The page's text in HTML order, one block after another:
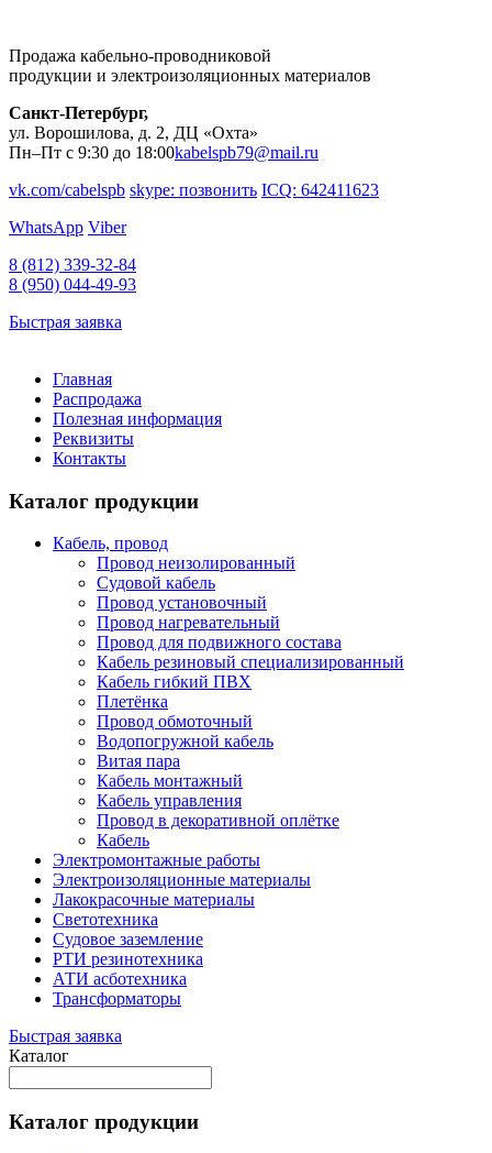
Продажа кабельно-проводниковой
продукции и электроизоляционных материалов
Санкт-Петербург,
ул. Ворошилова, д. 2, ДЦ «Охта»
Пн–Пт с 9:30 до 18:00kabelspb79@mail.ru
vk.com/cabelspb skype: позвонить ICQ: 642411623
WhatsApp Viber
8 (812) 339-32-84
8 (950) 044-49-93
Быстрая заявка
Главная
Распродажа
Полезная информация
Реквизиты
Контакты
Каталог продукции
Кабель, провод
Провод неизолированный
Судовой кабель
Провод установочный
Провод нагревательный
Провод для подвижного состава
Кабель резиновый специализированный
Кабель гибкий ПВХ
Плетёнка
Провод обмоточный
Водопогружной кабель
Витая пара
Кабель монтажный
Кабель управления
Провод в декоративной оплётке
Кабель
Электромонтажные работы
Электроизоляционные материалы
Лакокрасочные материалы
Светотехника
Судовое заземление
РТИ резинотехника
АТИ асботехника
Трансформаторы
Быстрая заявка
Каталог
Каталог продукции